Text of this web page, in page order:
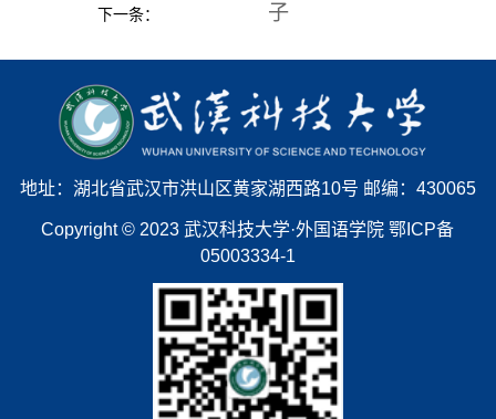
下一条：
子
地址：湖北省武汉市洪山区黄家湖西路10号 邮编：430065
Copyright © 2023 武汉科技大学·外国语学院 鄂ICP备
05003334-1